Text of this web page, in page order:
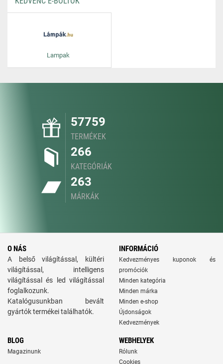
Lampak
57759
TERMÉKEK
266
KATEGÓRIÁK
263
MÁRKÁK
O NÁS
A belső világítással, kültéri
világítással, intelligens
világítással és led világítással
foglalkozunk.
Katalógusunkban bevált
gyártók termékei találhatók.
INFORMÁCIÓ
Kedvezményes kuponok és
promóciók
Minden kategória
Minden márka
Minden e-shop
Újdonságok
Kedvezmények
BLOG
Magazinunk
WEBHELYEK
Rólunk
Cookies